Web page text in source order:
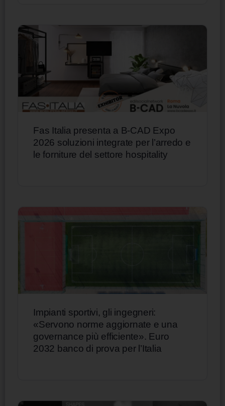
Fas Italia presenta a B-CAD Expo
2026 soluzioni integrate per l’arredo e
le forniture del settore hospitality
Impianti sportivi, gli ingegneri:
«Servono norme aggiornate e una
governance più efficiente». Euro
2032 banco di prova per l’Italia